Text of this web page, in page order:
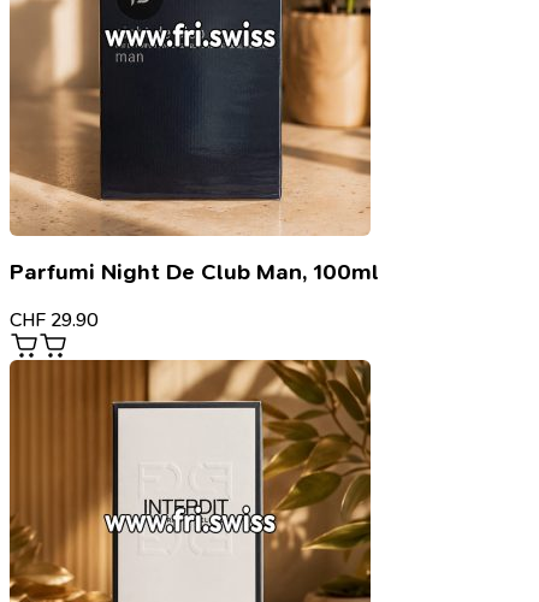
Parfumi Night De Club Man, 100ml
CHF 29.90